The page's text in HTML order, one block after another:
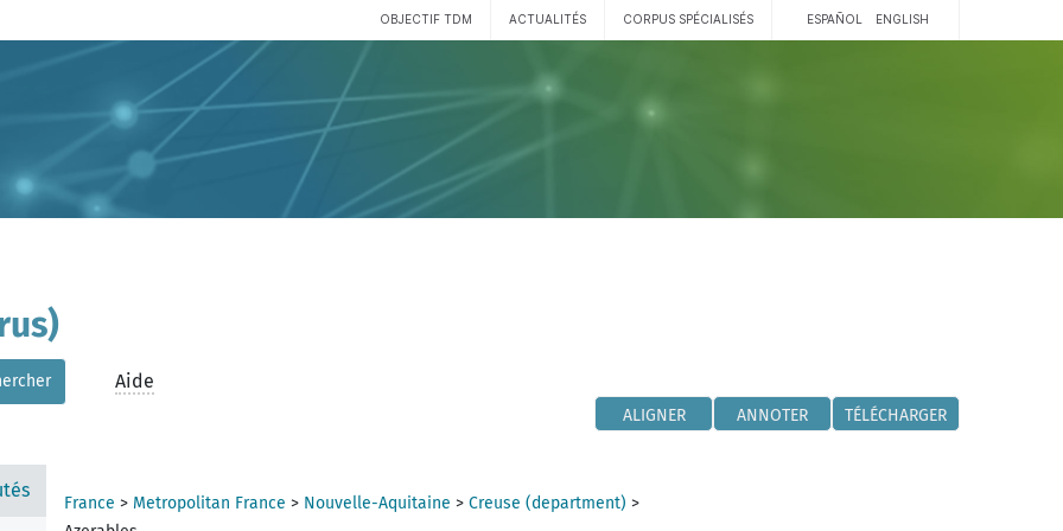
OBJECTIF TDM ACTUALITÉS CORPUS SPÉCIALISÉS ESPAÑOL ENGLISH
Aide
ALIGNER ANNOTER TÉLÉCHARGER
France > Metropolitan France > Nouvelle-Aquitaine > Creuse (department) >